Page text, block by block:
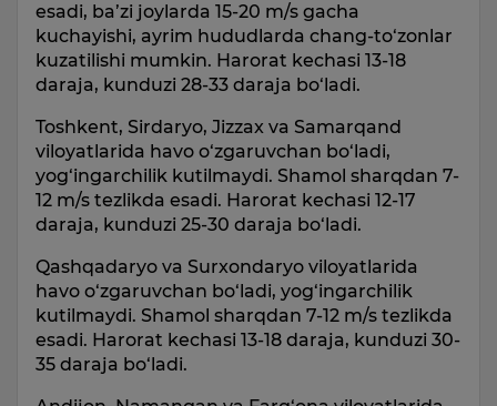
esadi, ba’zi joylarda 15-20 m/s gacha
kuchayishi, ayrim hududlarda chang-to‘zonlar
kuzatilishi mumkin. Harorat kechasi 13-18
daraja, kunduzi 28-33 daraja bo‘ladi.
Toshkent, Sirdaryo, Jizzax va Samarqand
viloyatlarida havo o‘zgaruvchan bo‘ladi,
yog‘ingarchilik kutilmaydi. Shamol sharqdan 7-
12 m/s tezlikda esadi. Harorat kechasi 12-17
daraja, kunduzi 25-30 daraja bo‘ladi.
Qashqadaryo va Surxondaryo viloyatlarida
havo o‘zgaruvchan bo‘ladi, yog‘ingarchilik
kutilmaydi. Shamol sharqdan 7-12 m/s tezlikda
esadi. Harorat kechasi 13-18 daraja, kunduzi 30-
35 daraja bo‘ladi.